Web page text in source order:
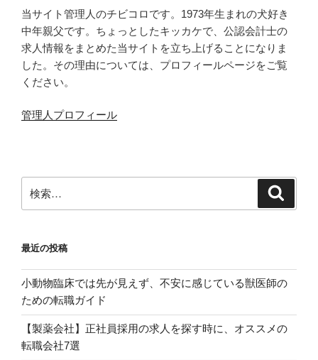
当サイト管理人のチビコロです。1973年生まれの犬好き
中年親父です。ちょっとしたキッカケで、公認会計士の
求人情報をまとめた当サイトを立ち上げることになりま
した。その理由については、プロフィールページをご覧
ください。
管理人プロフィール
索:
最近の投稿
小動物臨床では先が見えず、不安に感じている獣医師の
ための転職ガイド
【製薬会社】正社員採用の求人を探す時に、オススメの
転職会社7選